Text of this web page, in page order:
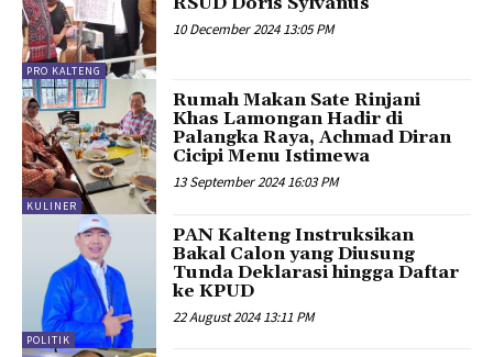
PRO KALTENG
10 December 2024 13:05 PM
KULINER
Rumah Makan Sate Rinjani
Khas Lamongan Hadir di
Palangka Raya, Achmad Diran
Cicipi Menu Istimewa
13 September 2024 16:03 PM
POLITIK
PAN Kalteng Instruksikan
Bakal Calon yang Diusung
Tunda Deklarasi hingga Daftar
ke KPUD
22 August 2024 13:11 PM